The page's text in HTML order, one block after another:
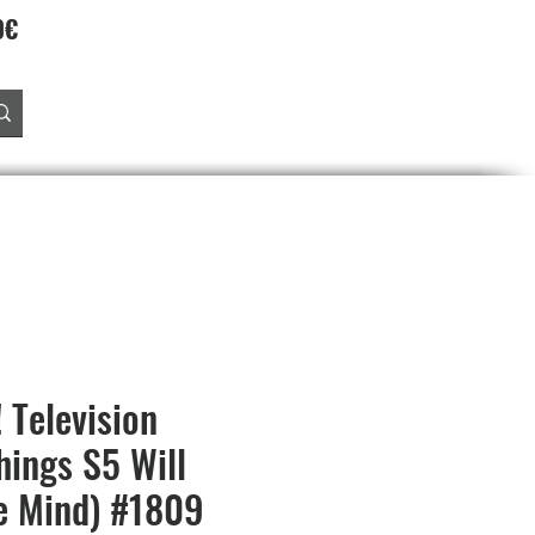
S5 Will
Mind) #1809